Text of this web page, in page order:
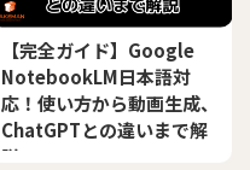
【完全ガイド】Google
NotebookLM日本語対
応！使い方から動画生成、
ChatGPTとの違いまで解
説